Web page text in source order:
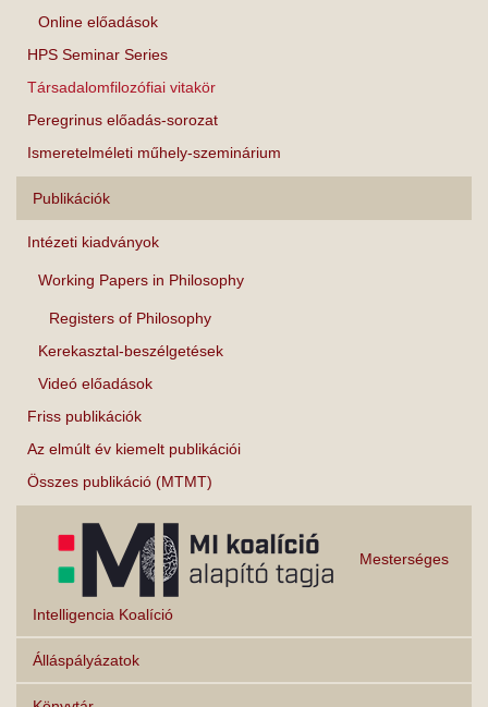
Online előadások
HPS Seminar Series
Társadalomfilozófiai vitakör
Peregrinus előadás-sorozat
Ismeretelméleti műhely-szeminárium
Publikációk
Intézeti kiadványok
Working Papers in Philosophy
Registers of Philosophy
Kerekasztal-beszélgetések
Videó előadások
Friss publikációk
Az elmúlt év kiemelt publikációi
Összes publikáció (MTMT)
Mesterséges
Intelligencia Koalíció
Álláspályázatok